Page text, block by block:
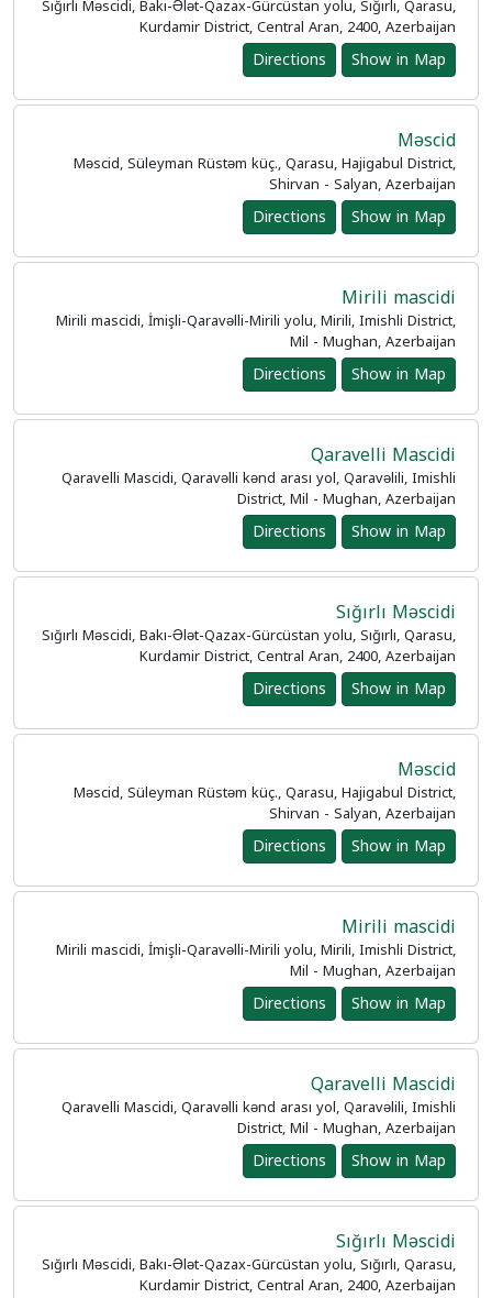
Sığırlı Məscidi, Bakı-Ələt-Qazax-Gürcüstan yolu, Sığırlı, Qarasu,
Kurdamir District, Central Aran, 2400, Azerbaijan
Show in Map
Directions
Məscid
Məscid, Süleyman Rüstəm küç., Qarasu, Hajigabul District,
Shirvan - Salyan, Azerbaijan
Show in Map
Directions
Mirili mascidi
Mirili mascidi, İmişli-Qaravəlli-Mirili yolu, Mirili, Imishli District,
Mil - Mughan, Azerbaijan
Show in Map
Directions
Qaravelli Mascidi
Qaravelli Mascidi, Qaravəlli kənd arası yol, Qaravəlili, Imishli
District, Mil - Mughan, Azerbaijan
Show in Map
Directions
Sığırlı Məscidi
Sığırlı Məscidi, Bakı-Ələt-Qazax-Gürcüstan yolu, Sığırlı, Qarasu,
Kurdamir District, Central Aran, 2400, Azerbaijan
Show in Map
Directions
Məscid
Məscid, Süleyman Rüstəm küç., Qarasu, Hajigabul District,
Shirvan - Salyan, Azerbaijan
Show in Map
Directions
Mirili mascidi
Mirili mascidi, İmişli-Qaravəlli-Mirili yolu, Mirili, Imishli District,
Mil - Mughan, Azerbaijan
Show in Map
Directions
Qaravelli Mascidi
Qaravelli Mascidi, Qaravəlli kənd arası yol, Qaravəlili, Imishli
District, Mil - Mughan, Azerbaijan
Show in Map
Directions
Sığırlı Məscidi
Sığırlı Məscidi, Bakı-Ələt-Qazax-Gürcüstan yolu, Sığırlı, Qarasu,
Kurdamir District, Central Aran, 2400, Azerbaijan